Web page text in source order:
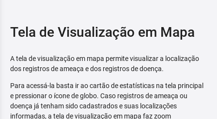
Tela de Visualização em Mapa
A tela de visualização em mapa permite visualizar a localização
dos registros de ameaça e dos registros de doença.
Para acessá-la basta ir ao cartão de estatísticas na tela principal
e pressionar o ícone de globo. Caso registros de ameaça ou
doença já tenham sido cadastrados e suas localizações
informadas, a tela de visualização em mapa faz zoom